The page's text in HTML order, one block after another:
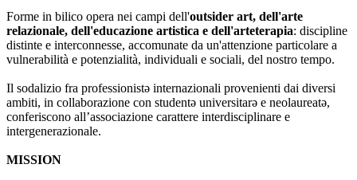
Forme in bilico opera nei campi dell'outsider art, dell'arte
relazionale, dell'educazione artistica e dell'arteterapia: discipline
distinte e interconnesse, accomunate da un'attenzione particolare a
vulnerabilità e potenzialità, individuali e sociali, del nostro tempo.
Il sodalizio fra professionistə internazionali provenienti dai diversi
ambiti, in collaborazione con studentə universitarə e neolaureatə,
conferiscono all’associazione carattere interdisciplinare e
intergenerazionale.
MISSION